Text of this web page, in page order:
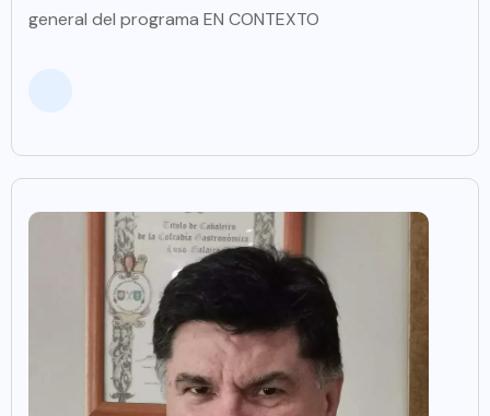
general del programa EN CONTEXTO